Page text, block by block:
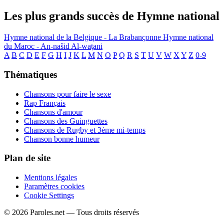
Les plus grands succès de Hymne national
Hymne national de la Belgique - La Brabançonne Hymne national
du Maroc - An-našid Al-waṭani
A B C D E F G H I J K L M N O P Q R S T U V W X Y Z 0-9
Thématiques
Chansons pour faire le sexe
Rap Français
Chansons d'amour
Chansons des Guinguettes
Chansons de Rugby et 3ème mi-temps
Chanson bonne humeur
Plan de site
Mentions légales
Paramètres cookies
Cookie Settings
© 2026 Paroles.net — Tous droits réservés